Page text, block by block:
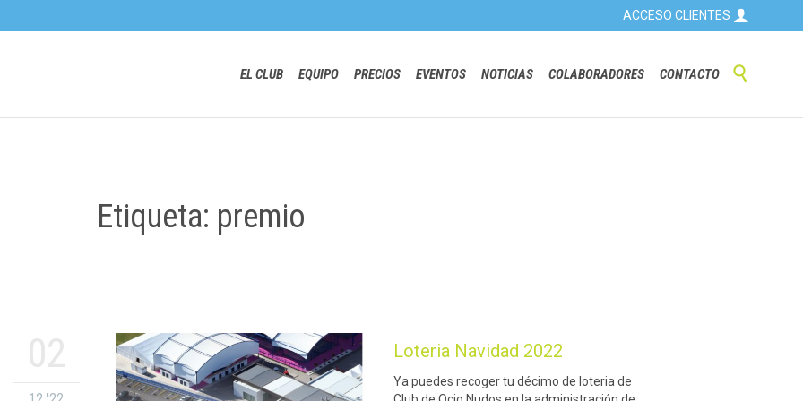
ACCESO CLIENTES 
to
EL CLUB EQUIPO PRECIOS EVENTOS NOTICIAS COLABORADORES CONTACTO 
Etiqueta: premio
Loteria Navidad 2022
Ya puedes recoger tu décimo de loteria de